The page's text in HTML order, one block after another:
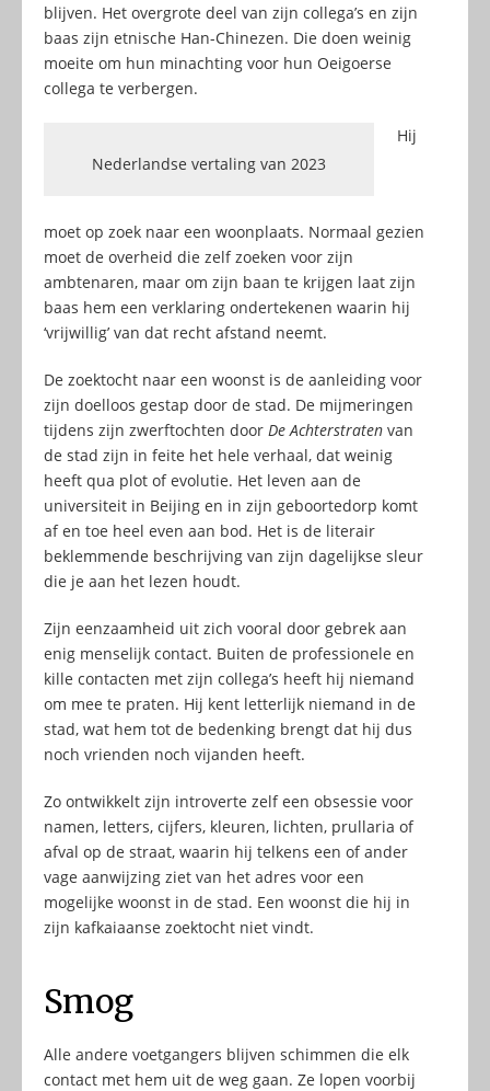
blijven. Het overgrote deel van zijn collega’s en zijn
baas zijn etnische Han-Chinezen. Die doen weinig
moeite om hun minachting voor hun Oeigoerse
collega te verbergen.
Nederlandse vertaling van 2023
Hij
moet op zoek naar een woonplaats. Normaal gezien
moet de overheid die zelf zoeken voor zijn
ambtenaren, maar om zijn baan te krijgen laat zijn
baas hem een verklaring ondertekenen waarin hij
‘vrijwillig’ van dat recht afstand neemt.
De zoektocht naar een woonst is de aanleiding voor
zijn doelloos gestap door de stad. De mijmeringen
tijdens zijn zwerftochten door De Achterstraten van
de stad zijn in feite het hele verhaal, dat weinig
heeft qua plot of evolutie. Het leven aan de
universiteit in Beijing en in zijn geboortedorp komt
af en toe heel even aan bod. Het is de literair
beklemmende beschrijving van zijn dagelijkse sleur
die je aan het lezen houdt.
Zijn eenzaamheid uit zich vooral door gebrek aan
enig menselijk contact. Buiten de professionele en
kille contacten met zijn collega’s heeft hij niemand
om mee te praten. Hij kent letterlijk niemand in de
stad, wat hem tot de bedenking brengt dat hij dus
noch vrienden noch vijanden heeft.
Zo ontwikkelt zijn introverte zelf een obsessie voor
namen, letters, cijfers, kleuren, lichten, prullaria of
afval op de straat, waarin hij telkens een of ander
vage aanwijzing ziet van het adres voor een
mogelijke woonst in de stad. Een woonst die hij in
zijn kafkaiaanse zoektocht niet vindt.
Smog
Alle andere voetgangers blijven schimmen die elk
contact met hem uit de weg gaan. Ze lopen voorbij